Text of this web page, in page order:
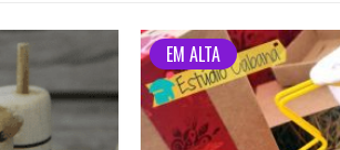
EM ALTA